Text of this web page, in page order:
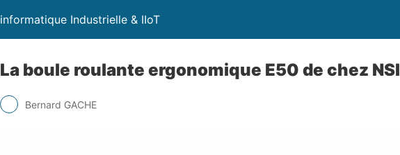
informatique Industrielle & IIoT
La boule roulante ergonomique E50 de chez NSI
Bernard GACHE